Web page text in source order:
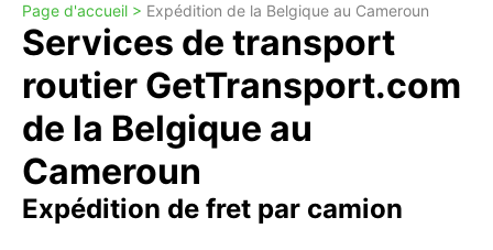
Page d'accueil > Expédition de la Belgique au Cameroun
Services de transport
routier GetTransport.com
de la Belgique au
Cameroun
Expédition de fret par camion